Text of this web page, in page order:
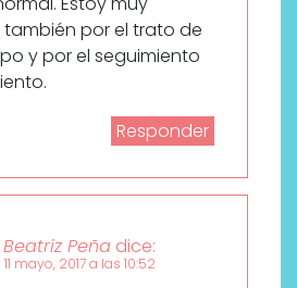
por el trato de
y por el seguimiento
Responder
Beatriz Peña dice:
11 mayo, 2017 a las 10:52